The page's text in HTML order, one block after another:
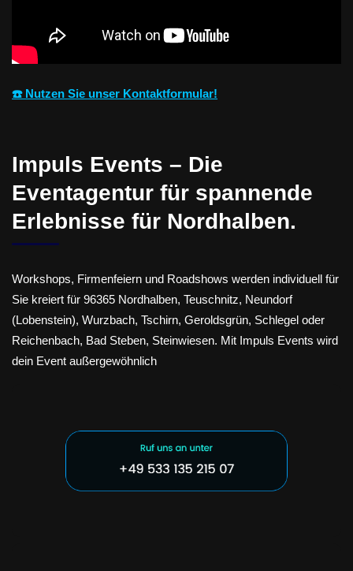
☎️ Nutzen Sie unser Kontaktformular!
Impuls Events – Die
Eventagentur für spannende
Erlebnisse für Nordhalben.
Workshops, Firmenfeiern und Roadshows werden individuell für
Sie kreiert für 96365 Nordhalben, Teuschnitz, Neundorf
(Lobenstein), Wurzbach, Tschirn, Geroldsgrün, Schlegel oder
Reichenbach, Bad Steben, Steinwiesen. Mit Impuls Events wird
dein Event außergewöhnlich